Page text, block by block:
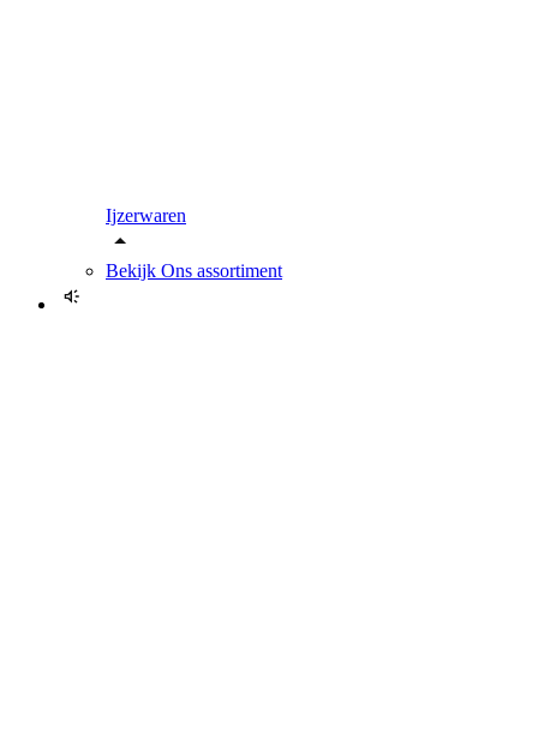
Ijzerwaren
Bekijk Ons assortiment